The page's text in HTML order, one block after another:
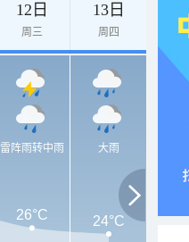
12日
周三
13日
周四
雷阵雨转中雨 大雨
26°C
24°C